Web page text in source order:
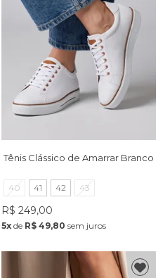
Tênis Clássico de Amarrar Branco
40 41 42 43
R$ 249,00
5x de R$ 49,80 sem juros